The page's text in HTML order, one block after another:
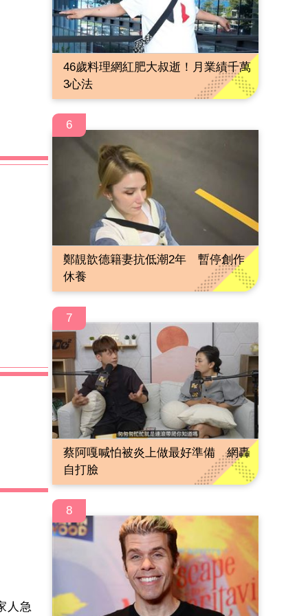
人急
46歲料理網紅肥大叔逝！月業績千萬
3心法
6
鄭靚歆德籍妻抗低潮2年 暫停創作
休養
7
蔡阿嘎喊怕被炎上做最好準備 網轟
自打臉
8